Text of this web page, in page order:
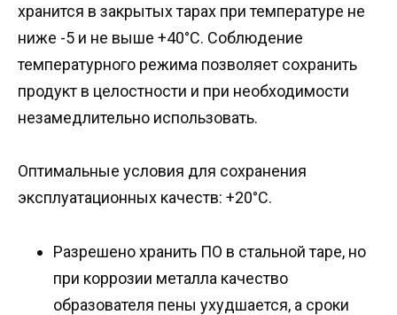
хранится в закрытых тарах при температуре не
ниже -5 и не выше +40°C. Соблюдение
температурного режима позволяет сохранить
продукт в целостности и при необходимости
незамедлительно использовать.
Оптимальные условия для сохранения
эксплуатационных качеств: +20°C.
Разрешено хранить ПО в стальной таре, но
при коррозии металла качество
образователя пены ухудшается, а сроки